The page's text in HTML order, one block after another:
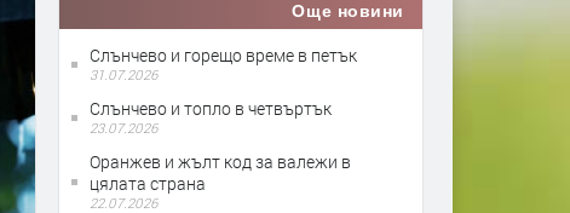
Още новини
Слънчево и горещо време в петък
31.07.2026
Слънчево и топло в четвъртък
23.07.2026
Оранжев и жълт код за валежи в
цялата страна
22.07.2026